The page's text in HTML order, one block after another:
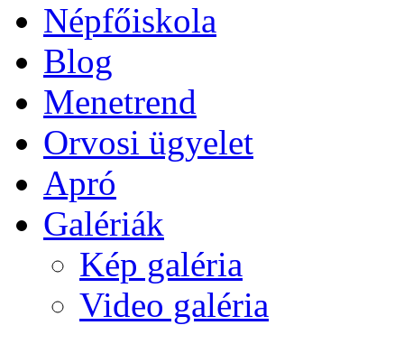
Népfőiskola
Blog
Menetrend
Orvosi ügyelet
Apró
Galériák
Kép galéria
Video galéria